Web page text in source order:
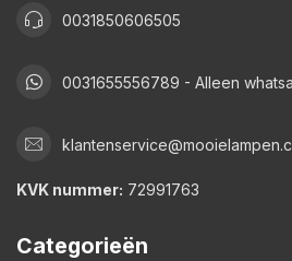
0031850606505
0031655556789 - Alleen
KVK nummer: 72991763
Categorieën